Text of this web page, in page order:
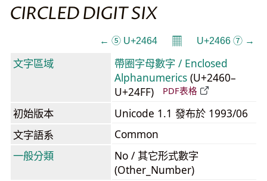
CIRCLED DIGIT SIX
← ⑤ U+2464 𝄜 U+2466 ⑦ →
文字區域
帶圈字母數字 / Enclosed
Alphanumerics (U+2460–
U+24FF)
PDF表格
初始版本
Unicode 1.1 發布於 1993/06
文字語系
Common
一般分類
No / 其它形式數字
(Other_Number)